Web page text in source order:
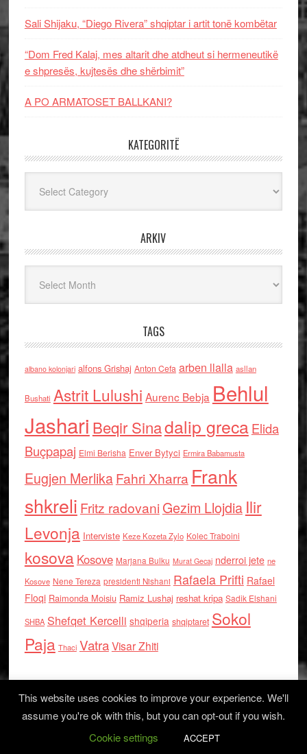
Sali Shijaku, “Diego Rivera” shqiptar i artit tonë kombëtar
“Dom Fred Kalaj, mes altarit dhe atdheut si hermeneutikë
e shpresës, kujtesës dhe shërbimit”
A PO ARMATOSET BALLKANI?
KATEGORITË
ARKIV
TAGS
albano kolonjari alfons Grishaj Anton Cefa arben llalla asllan
Bushati Astrit Lulushi Aurenc Bebja Behlul
Jashari Beqir Sinadalip grecaElida
Buçpapaj Elmi Berisha Enver Bytyci Ermira Babamusta
Eugjen MerlikaFahri Xharra Frank
shkreli Fritz radovaniGezim Llojdia Ilir
Levonja Interviste Keze Kozeta Zylo Kolec Traboini
kosova Kosove Marjana Bulku Murat Gecaj nderroi jete ne
Kosove Nene Tereza presidenti Nishani Rafaela Prifti Rafael
Floqi Raimonda Moisiu Ramiz Lushaj reshat kripa Sadik Elshani
SHBA Shefqet Kercelli shqiperia shqiptaret Sokol
Paja Thaci VatraVisar Zhiti
Log in
This website uses cookies to improve your experience. We'll
assume you're ok with this, but you can opt-out if you wish.
Cookie settings
ACCEPT